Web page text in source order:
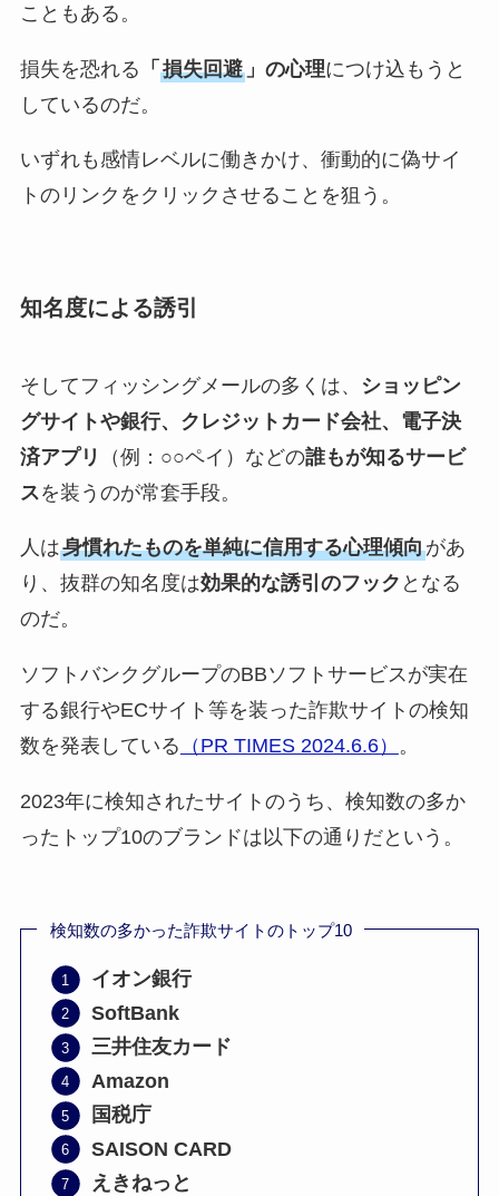
こともある。
損失を恐れる 「 損失回避」の心理につけ込もうと
しているのだ。
いずれも感情レベルに働きかけ、衝動的に偽サイ
トのリンクをクリックさせることを狙う。
知名度による誘引
そしてフィッシングメールの多くは、
ショッピン
グサイトや銀行、クレジットカード会社、電子決
済アプリ
（例：○○ペイ）などの誰もが知るサービ
スを装うのが常套手段。
人は身慣れたものを単純に信用する心理傾向があ
り、抜群の知名度は効果的な誘引のフック となる
のだ。
ソフトバンクグループのBBソフトサービスが実在
する銀行やECサイト等を装った詐欺サイトの検知
数を発表している （PR TIMES 2024.6.6） 。
2023年に検知されたサイトのうち、検知数の多か
ったトップ10のブランドは以下の通りだという。
検知数の多かった詐欺サイトのトップ10
イオン銀行
SoftBank
三井住友カード
Amazon
国税庁
SAISON CARD
えきねっと